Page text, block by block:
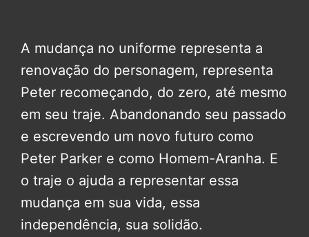
A mudança no uniforme representa a
renovação do personagem, representa
Peter recomeçando, do zero, até mesmo
em seu traje. Abandonando seu passado
e escrevendo um novo futuro como
Peter Parker e como Homem-Aranha. E
o traje o ajuda a representar essa
mudança em sua vida, essa
independência, sua solidão.